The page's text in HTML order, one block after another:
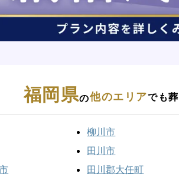
福岡県の他のエリアでも
柳川市
田川市
田川郡大任町